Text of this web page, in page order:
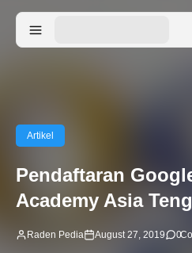
Artikel
Pendaftaran
Academy Asia
Raden Pedia August 27, 2019 0